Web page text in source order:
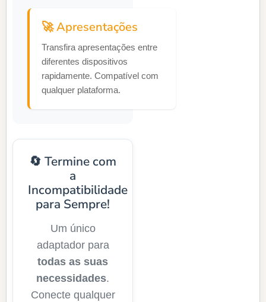
🚀 Apresentações
Transfira apresentações entre
diferentes dispositivos
rapidamente. Compatível com
qualquer plataforma.
🔄 Termine com
a
Incompatibilidade
para Sempre!
Um único
adaptador para
todas as suas
necessidades.
Conecte qualquer